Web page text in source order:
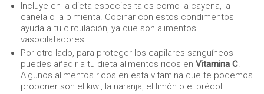
Incluye en la dieta especies tales como la cayena, la
canela o la pimienta. Cocinar con estos condimentos
ayuda a tu circulación, ya que son alimentos
vasodilatadores.
Por otro lado, para proteger los capilares sanguíneos
puedes añadir a tu dieta alimentos ricos en Vitamina C.
Algunos alimentos ricos en esta vitamina que te podemos
proponer son el kiwi, la naranja, el limón o el brécol.